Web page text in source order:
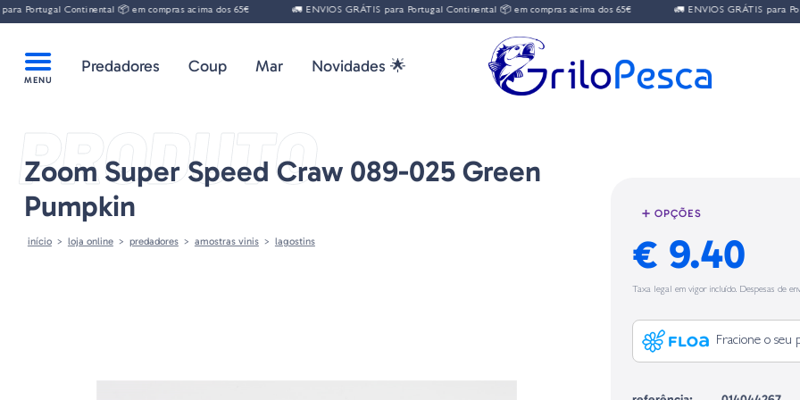
Continental 📦 em compras acima dos 65€ 🚛 ENVIOS GRÁTIS para Portugal Continental 📦 em compras acima dos 65€ 🚛 ENVIOS GRÁTIS para Portugal
Predadores Coup Mar Novidades 🌟
PRODUTO
Zoom Super Speed Craw 089-025 Green
Pumpkin
início loja online predadores amostras vinis lagostins
➕ OPÇÕES
€ 9.40
Taxa legal em vigor incluído. Despesas de
Fracione o